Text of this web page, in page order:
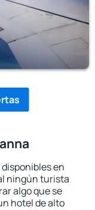
en
ningún turista
algo que se
hotel de alto